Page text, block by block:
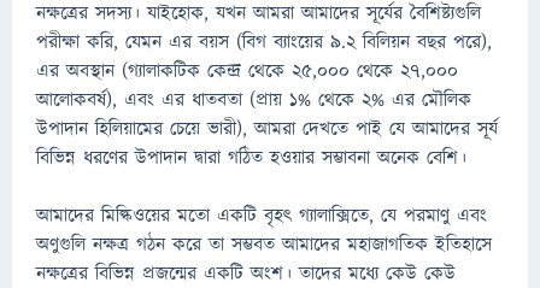
নক্ষত্রের সদস্য। যাইহোক, যখন আমরা আমাদের সূর্যের বৈশিষ্ট্যগুলি
পরীক্ষা করি, যেমন এর বয়স (বিগ ব্যাংয়ের 9.2 বিলিয়ন বছর পরে),
এর অবস্থান (গ্যালাকটিক কেন্দ্র থেকে 25,000 থেকে 27,000
আলোকবর্ষ), এবং এর ধাতবতা (প্রায় 1% থেকে 2% এর মৌলিক
উপাদান হিলিয়ামের চেয়ে ভারী), আমরা দেখতে পাই যে আমাদের সূর্য
বিভিন্ন ধরণের উপাদান দ্বারা গঠিত হওয়ার সম্ভাবনা অনেক বেশি।
আমাদের মিল্কিওয়ের মতো একটি বৃহৎ গ্যালাক্সিতে, যে পরমাণু এবং
অণুগুলি নক্ষত্র গঠন করে তা সম্ভবত আমাদের মহাজাগতিক ইতিহাসে
নক্ষত্রের বিভিন্ন প্রজন্মের একটি অংশ। তাদের মধ্যে কেউ কেউ